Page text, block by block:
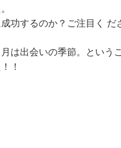
功するのか？ご注目く だ
は出会いの季節。という
！